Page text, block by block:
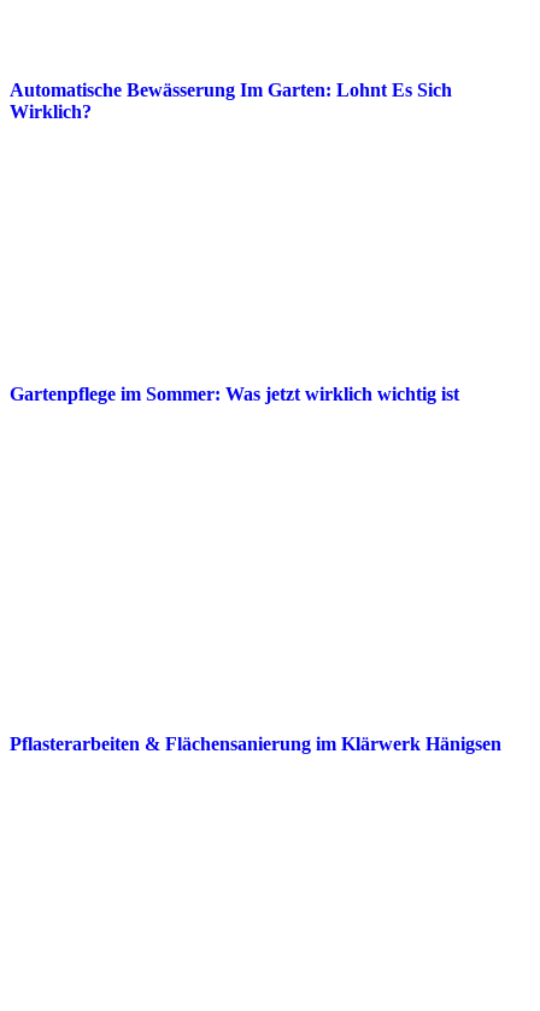
Automatische Bewässerung Im Garten: Lohnt Es Sich
Wirklich?
Gartenpflege im Sommer: Was jetzt wirklich wichtig ist
Pflasterarbeiten & Flächensanierung im Klärwerk Hänigsen